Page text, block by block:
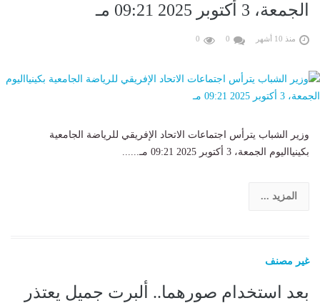
الجمعة، 3 أكتوبر 2025 09:21 مـ
منذ 10 أشهر 0
0
وزير الشباب يترأس اجتماعات الاتحاد الإفريقي للرياضة الجامعية
بكينيااليوم الجمعة، 3 أكتوبر 2025 09:21 مـ......
المزيد ...
غير مصنف
بعد استخدام صورهما.. ألبرت جميل يعتذر